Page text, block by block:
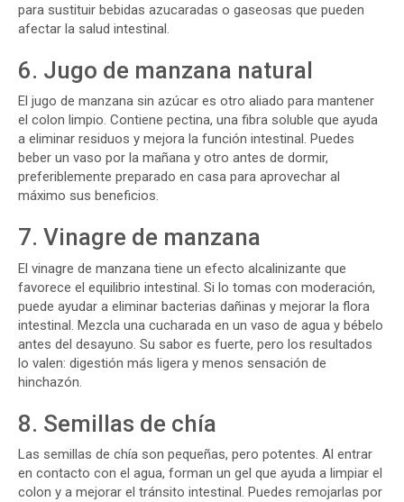
para sustituir bebidas azucaradas o gaseosas que pueden
afectar la salud intestinal.
6. Jugo de manzana natural
El jugo de manzana sin azúcar es otro aliado para mantener
el colon limpio. Contiene pectina, una fibra soluble que ayuda
a eliminar residuos y mejora la función intestinal. Puedes
beber un vaso por la mañana y otro antes de dormir,
preferiblemente preparado en casa para aprovechar al
máximo sus beneficios.
7. Vinagre de manzana
El vinagre de manzana tiene un efecto alcalinizante que
favorece el equilibrio intestinal. Si lo tomas con moderación,
puede ayudar a eliminar bacterias dañinas y mejorar la flora
intestinal. Mezcla una cucharada en un vaso de agua y bébelo
antes del desayuno. Su sabor es fuerte, pero los resultados
lo valen: digestión más ligera y menos sensación de
hinchazón.
8. Semillas de chía
Las semillas de chía son pequeñas, pero potentes. Al entrar
en contacto con el agua, forman un gel que ayuda a limpiar el
colon y a mejorar el tránsito intestinal. Puedes remojarlas por